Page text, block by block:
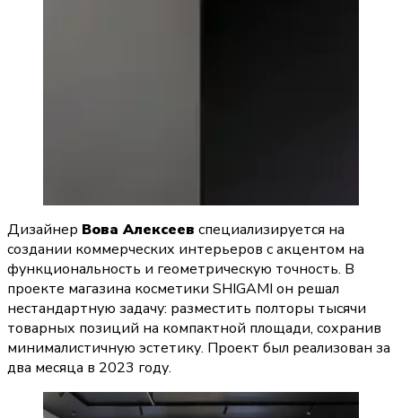
Дизайнер Вова Алексеев специализируется на
создании коммерческих интерьеров с акцентом на
функциональность и геометрическую точность. В
проекте магазина косметики SHIGAMI он решал
нестандартную задачу: разместить полторы тысячи
товарных позиций на компактной площади, сохранив
минималистичную эстетику. Проект был реализован за
два месяца в 2023 году.